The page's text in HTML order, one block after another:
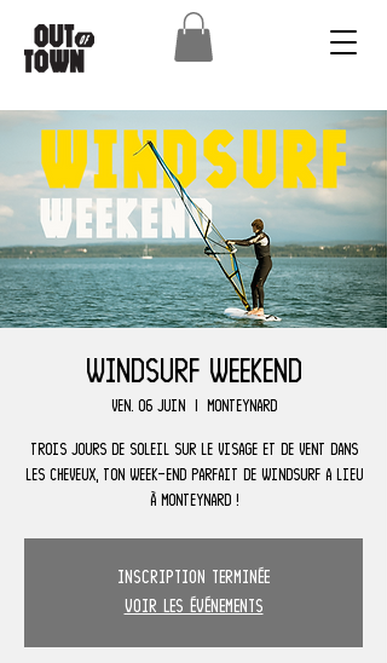
Windsurf Weekend
ven. 06 juin Monteynard
Trois jours de soleil sur le visage et de vent dans
les cheveux, ton week-end parfait de windsurf a lieu
à Monteynard !
Inscription terminée
Voir les événements